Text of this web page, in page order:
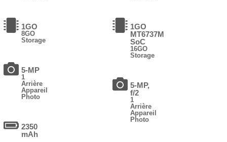
1GO
8GO
Storage
5-MP
1
Arrière
Appareil
Photo
2350
mAh
1GO
MT6737M
SoC
16GO
Storage
5-MP,
f/2
1
Arrière
Appareil
Photo